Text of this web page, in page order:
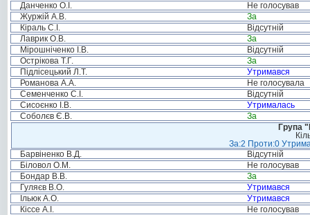
Данченко О.І.
Не голосував
Журжій А.В.
За
Кіраль С.І.
Відсутній
Лаврик О.В.
За
Мірошніченко І.В.
Відсутній
Острікова Т.Г.
За
Підлісецький Л.Т.
Утримався
Романова А.А.
Не голосувала
Семенченко С.І.
Відсутній
Сисоєнко І.В.
Утрималась
Соболєв Є.В.
За
Група
За:2 Проти:0
Барвіненко В.Д.
Відсутній
Біловол О.М.
Не голосував
Бондар В.В.
За
Гуляєв В.О.
Утримався
Ільюк А.О.
Утримався
Кіссе А.І.
Не голосував